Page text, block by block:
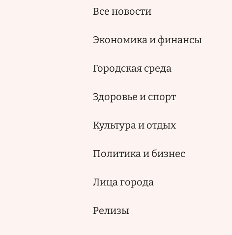
Все новости
Экономика и финансы
Городская среда
Здоровье и спорт
Культура и отдых
Политика и бизнес
Лица города
Релизы